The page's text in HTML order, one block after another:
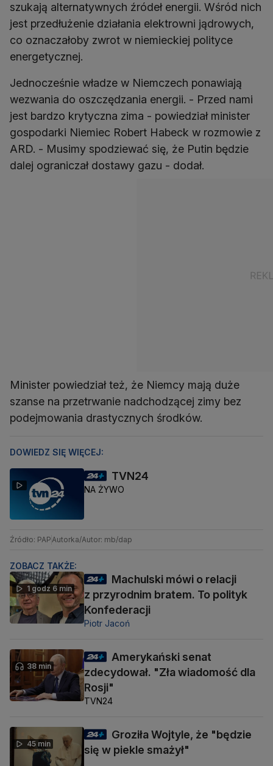
szukają alternatywnych źródeł energii. Wśród nich
jest przedłużenie działania elektrowni jądrowych,
co oznaczałoby zwrot w niemieckiej polityce
energetycznej.
Jednocześnie władze w Niemczech ponawiają
wezwania do oszczędzania energii. - Przed nami
jest bardzo krytyczna zima - powiedział minister
gospodarki Niemiec Robert Habeck w rozmowie z
ARD. - Musimy spodziewać się, że Putin będzie
dalej ograniczał dostawy gazu - dodał.
Minister powiedział też, że Niemcy mają duże
szanse na przetrwanie nadchodzącej zimy bez
podejmowania drastycznych środków.
DOWIEDZ SIĘ WIĘCEJ:
TVN24
NA ŻYWO
Źródło: PAPAutorka/Autor: mb/dap
ZOBACZ TAKŻE:
1 godz 6 min
Machulski mówi o relacji
z przyrodnim bratem. To polityk
Konfederacji
Piotr Jacoń
38 min
Amerykański senat
zdecydował. "Zła wiadomość dla
Rosji"
TVN24
45 min
Groziła Wojtyle, że "będzie
się w piekle smażył"